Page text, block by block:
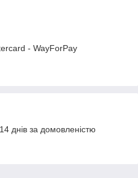
- WayForPay
днів за домовленістю